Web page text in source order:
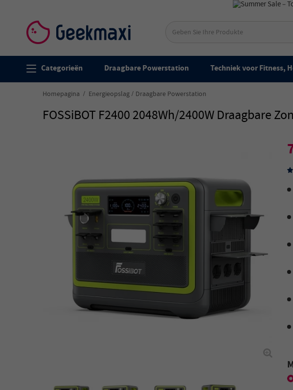
Categorieën Draagbare Powerstation Techniek voor Fitness,
Homepagina Energieopslag Draagbare Powerstation
FOSSiBOT F2400 2048Wh/2400W Draagbare